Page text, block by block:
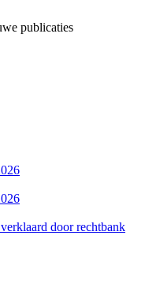
publicaties
door rechtbank